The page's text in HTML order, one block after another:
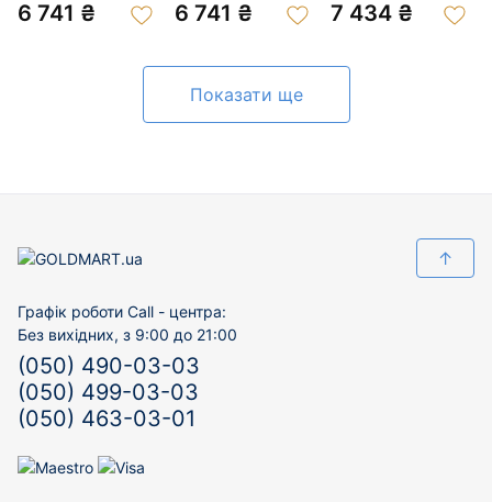
200916063
6 741 ₴
201047712
6 741 ₴ 7 434 ₴
Показати ще
↑
Графік роботи Call - центра:
Без вихідних, з 9:00 до 21:00
(050) 490-03-03
(050) 499-03-03
(050) 463-03-01